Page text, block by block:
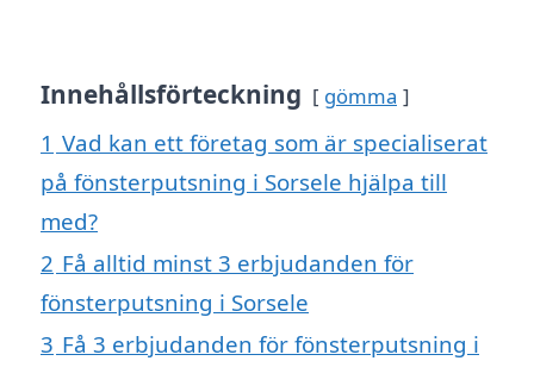
Innehållsförteckning gömma
1 Vad kan ett företag som är specialiserat
på fönsterputsning i Sorsele hjälpa till
med?
2 Få alltid minst 3 erbjudanden för
fönsterputsning i Sorsele
3 Få 3 erbjudanden för fönsterputsning i